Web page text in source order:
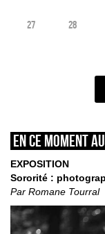
27 28
En ce moment
EXPOSITION
Sororité :
Par Romane Tourral